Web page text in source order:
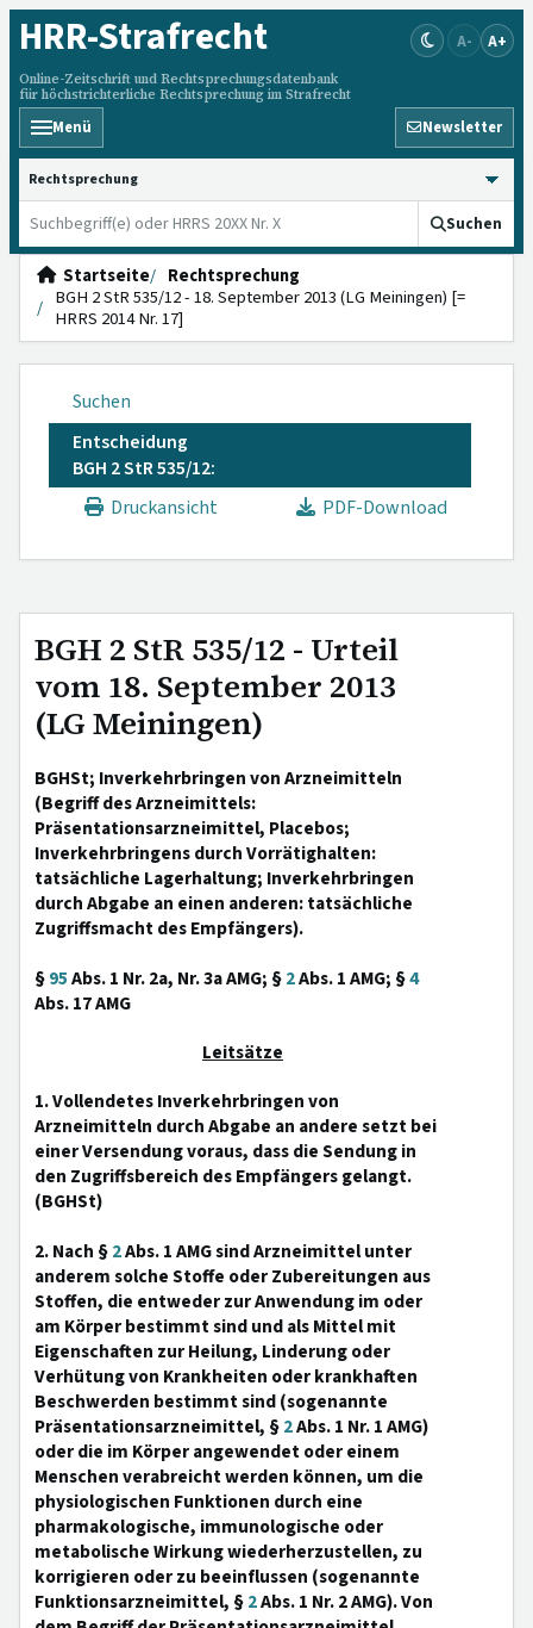
HRR-Strafrecht
Online-Zeitschrift und Rechtsprechungsdatenbank
für höchstrichterliche Rechtsprechung im Strafrecht
A- A+
Menü Newsletter
HRRS durchsuchen
Suchen
Startseite
Rechtsprechung
BGH 2 StR 535/12 - 18. September 2013 (LG Meiningen) [=
HRRS 2014 Nr. 17]
Suchen
Entscheidung
BGH 2 StR 535/12:
Druckansicht
PDF-Download
BGH 2 StR 535/12 - Urteil
vom 18. September 2013
(LG Meiningen)
BGHSt; Inverkehrbringen von Arzneimitteln
(Begriff des Arzneimittels:
Präsentationsarzneimittel, Placebos;
Inverkehrbringens durch Vorrätighalten:
tatsächliche Lagerhaltung; Inverkehrbringen
durch Abgabe an einen anderen: tatsächliche
Zugriffsmacht des Empfängers).
§95Abs. 1 Nr. 2a, Nr. 3a AMG; §2Abs. 1 AMG; §4
Abs. 17 AMG
Leitsätze
1. Vollendetes Inverkehrbringen von
Arzneimitteln durch Abgabe an andere setzt bei
einer Versendung voraus, dass die Sendung in
den Zugriffsbereich des Empfängers gelangt.
(BGHSt)
2. Nach §2Abs. 1 AMG sind Arzneimittel unter
anderem solche Stoffe oder Zubereitungen aus
Stoffen, die entweder zur Anwendung im oder
am Körper bestimmt sind und als Mittel mit
Eigenschaften zur Heilung, Linderung oder
Verhütung von Krankheiten oder krankhaften
Beschwerden bestimmt sind (sogenannte
Präsentationsarzneimittel, §2Abs. 1 Nr. 1 AMG)
oder die im Körper angewendet oder einem
Menschen verabreicht werden können, um die
physiologischen Funktionen durch eine
pharmakologische, immunologische oder
metabolische Wirkung wiederherzustellen, zu
korrigieren oder zu beeinflussen (sogenannte
Funktionsarzneimittel, §2Abs. 1 Nr. 2 AMG). Von